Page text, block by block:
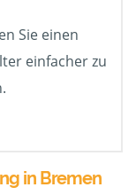
Sie einen
einfacher zu
in Bremen